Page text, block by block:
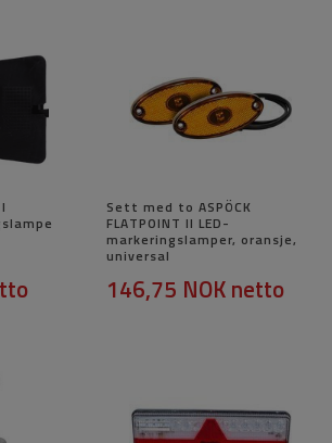
Sett med to ASPÖCK
FLATPOINT II LED-
markeringslamper, oransje,
universal
146,75 NOKnetto